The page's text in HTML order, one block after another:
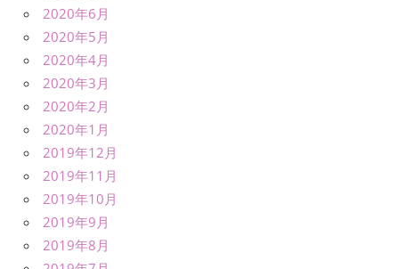
2020年6月
2020年5月
2020年4月
2020年3月
2020年2月
2020年1月
2019年12月
2019年11月
2019年10月
2019年9月
2019年8月